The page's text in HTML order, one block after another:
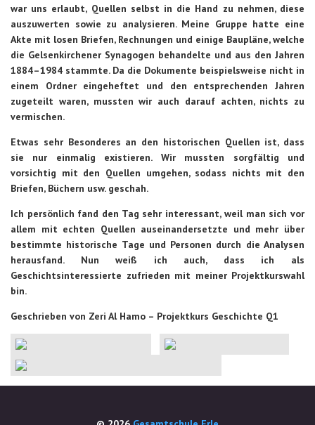
war uns erlaubt, Quellen selbst in die Hand zu nehmen, diese
auszuwerten sowie zu analysieren. Meine Gruppe hatte eine
Akte mit losen Briefen, Rechnungen und einige Baupläne, welche
die Gelsenkirchener Synagogen behandelte und aus den Jahren
1884–1984 stammte. Da die Dokumente beispielsweise nicht in
einem Ordner eingeheftet und den entsprechenden Jahren
zugeteilt waren, mussten wir auch darauf achten, nichts zu
vermischen.
Etwas sehr Besonderes an den historischen Quellen ist, dass
sie nur einmalig existieren. Wir mussten sorgfältig und
vorsichtig mit den Quellen umgehen, sodass nichts mit den
Briefen, Büchern usw. geschah.
Ich persönlich fand den Tag sehr interessant, weil man sich vor
allem mit echten Quellen auseinandersetzte und mehr über
bestimmte historische Tage und Personen durch die Analysen
herausfand. Nun weiß ich auch, dass ich als
Geschichtsinteressierte zufrieden mit meiner Projektkurswahl
bin.
Geschrieben von Zeri Al Hamo – Projektkurs Geschichte Q1